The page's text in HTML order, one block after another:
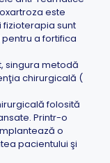
este
sunt
a fortifica
singura metodă
chirurgicală (
folosită
Printr-o
o
pacientului şi